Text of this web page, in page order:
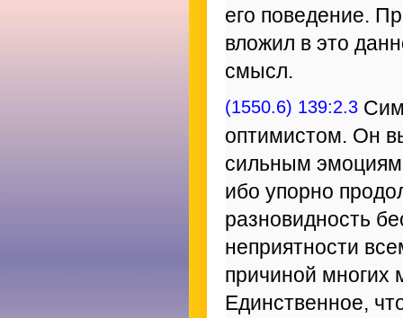
его поведение.
вложил в это
смысл.
(1550.6) 139:2.3
оптимистом. Он
сильным
ибо упорно
разновидность
неприятности
причиной многих
Единственное,